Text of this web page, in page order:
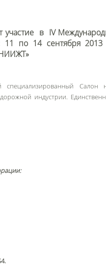
участие в IV
по 14 сентября
Салон
индустрии.